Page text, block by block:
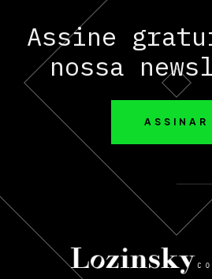
Assine
nossa
ASSINAR